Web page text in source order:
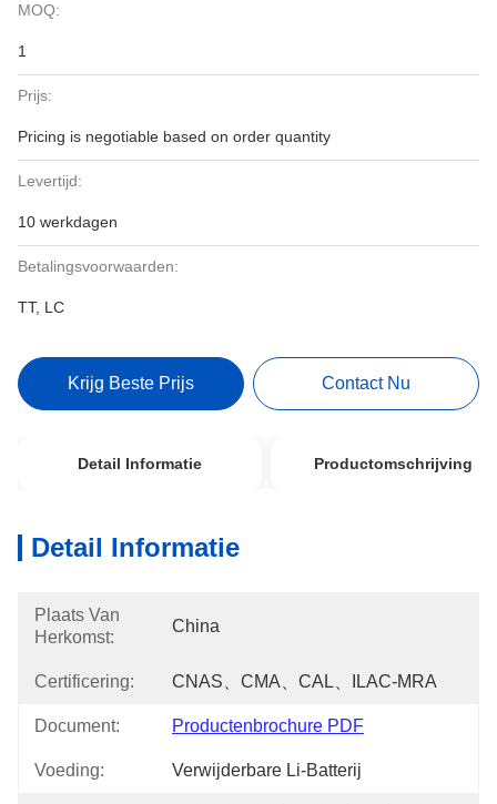
MOQ:
1
Prijs:
Pricing is negotiable based on order quantity
Levertijd:
10 werkdagen
Betalingsvoorwaarden:
TT, LC
Krijg Beste Prijs Contact Nu
Detail Informatie Productomschrijving
Detail Informatie
Plaats Van
Herkomst:
China
Certificering: CNAS、CMA、CAL、ILAC-MRA
Document: Productenbrochure PDF
Voeding: Verwijderbare Li-Batterij